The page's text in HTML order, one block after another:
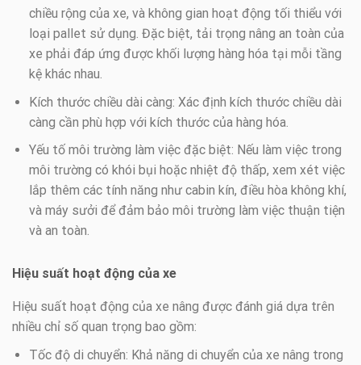
chiều rộng của xe, và không gian hoạt động tối thiểu với
loại pallet sử dụng. Đặc biệt, tải trọng nâng an toàn của
xe phải đáp ứng được khối lượng hàng hóa tại mỗi tầng
kệ khác nhau.
Kích thước chiều dài càng: Xác định kích thước chiều dài
càng cần phù hợp với kích thước của hàng hóa.
Yếu tố môi trường làm việc đặc biệt: Nếu làm việc trong
môi trường có khói bụi hoặc nhiệt độ thấp, xem xét việc
lắp thêm các tính năng như cabin kín, điều hòa không khí,
và máy sưởi để đảm bảo môi trường làm việc thuận tiện
và an toàn.
Hiệu suất hoạt động của xe
Hiệu suất hoạt động của xe nâng được đánh giá dựa trên
nhiều chỉ số quan trọng bao gồm:
Tốc độ di chuyển: Khả năng di chuyển của xe nâng trong